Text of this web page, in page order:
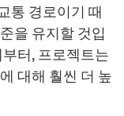
통 경로이기 때
을 유지할 것입
터, 프로젝트는
대해 훨씬 더 높